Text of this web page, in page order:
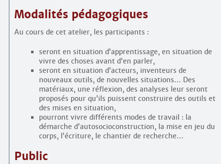
Modalités pédagogiques
Au cours de cet atelier, les participants :
seront en situation d’apprentissage, en situation de
vivre des choses avant d’en parler,
seront en situation d’acteurs, inventeurs de
nouveaux outils, de nouvelles situations… Des
matériaux, une réflexion, des analyses leur seront
proposés pour qu’ils puissent construire des outils et
des mises en situation,
pourront vivre différents modes de travail : la
démarche d’auto­socio­construction, la mise en jeu du
corps, l’écriture, le chantier de recherche…
Public